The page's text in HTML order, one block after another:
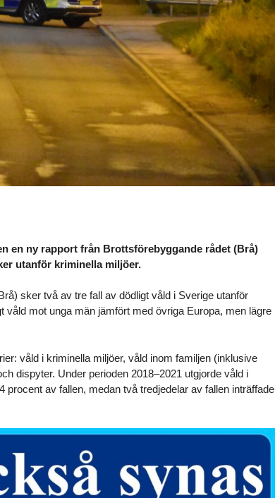
en ny rapport från Brottsförebyggande rådet (Brå)
utanför kriminella miljöer.
sker två av tre fall av dödligt våld i Sverige utanför
våld mot unga män jämfört med övriga Europa, men lägre
våld i kriminella miljöer, våld inom familjen (inklusive
dispyter. Under perioden 2018–2021 utgjorde våld i
av fallen, medan två tredjedelar av fallen inträffade